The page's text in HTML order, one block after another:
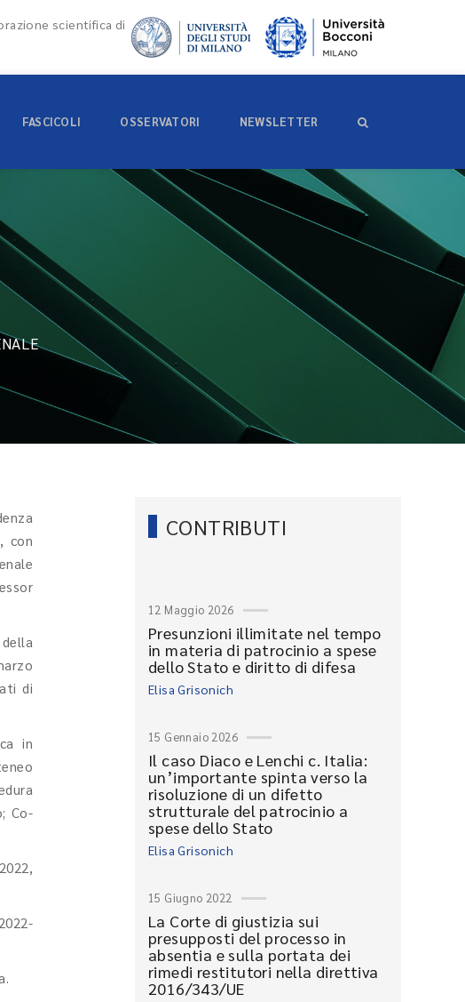
scientifica di
FASCICOLI OSSERVATORI NEWSLETTER
con
di
in
Co-
CONTRIBUTI
12 Maggio 2026
Presunzioni illimitate nel tempo
in materia di patrocinio a spese
dello Stato e diritto di difesa
Elisa Grisonich
15 Gennaio 2026
Il caso Diaco e Lenchi c. Italia:
un’importante spinta verso la
risoluzione di un difetto
strutturale del patrocinio a
spese dello Stato
Elisa Grisonich
15 Giugno 2022
La Corte di giustizia sui
presupposti del processo in
absentia e sulla portata dei
rimedi restitutori nella direttiva
2016/343/UE